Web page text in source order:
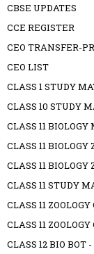
CBSE UPDATES
CCE REGISTER
CEO TRANSFER-
CEO LIST
CLASS 1 STUDY
CLASS 10 STUDY
CLASS 11
CLASS 11 BIOLOGY
CLASS 11 BIOLOGY
CLASS 11 STUDY
CLASS 11
CLASS 11
CLASS 12 BIO BOT